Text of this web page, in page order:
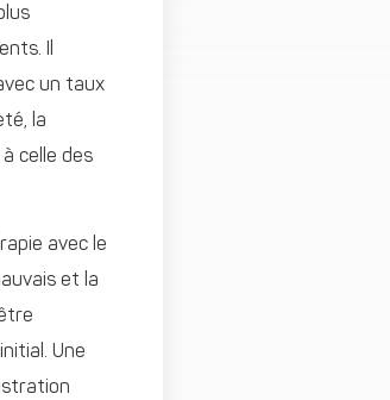
Il
un taux
la
celle des
avec le
et la
Une